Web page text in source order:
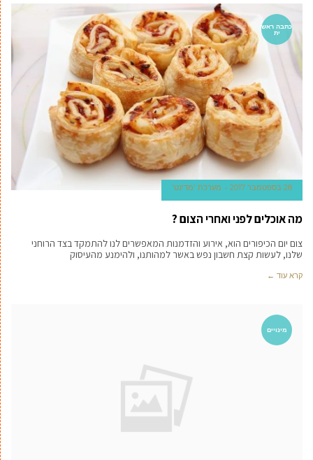
כתבה ראש
ית
28 בספטמבר 2017 מערכת 'מדינט'
מה אוכלים לפני ואחרי הצום ?
צום יום הכיפורים הוא, אירוע והזדמנות המאפשרים לנו להתמקד בצד הרוחני
שלנו, לעשות קצת חשבון נפש באשר למהותנו, ולהימנע מהעיסוק
קרא עוד ←
מינויים